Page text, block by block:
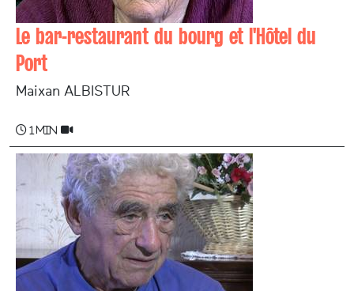
Le bar-restaurant du bourg et l'Hôtel du
Port
Maixan ALBISTUR
1 min